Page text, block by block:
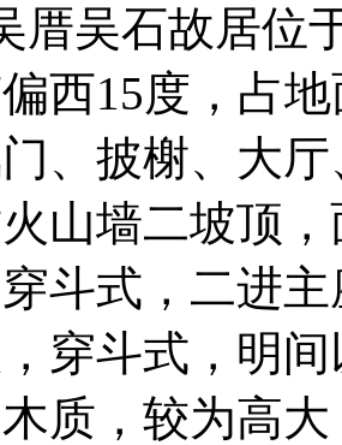
厝吴石故居位
西15度，占
、披榭、大
山墙二坡顶
斗式，二进
穿斗式，明
质，较为高